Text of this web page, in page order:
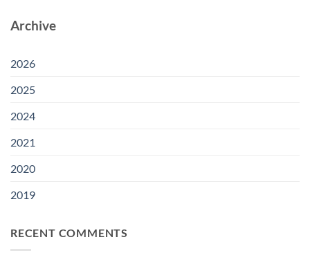
Archive
2026
2025
2024
2021
2020
2019
RECENT COMMENTS